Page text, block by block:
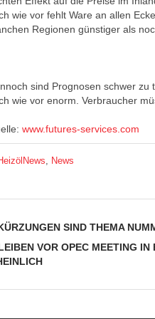
wie vor fehlt Ware an allen
Regionen günstiger als
sind Prognosen schwer
wie vor enorm. Verbraucher
www.futures-services.com
, News
SIND THEMA
VOR OPEC MEETING